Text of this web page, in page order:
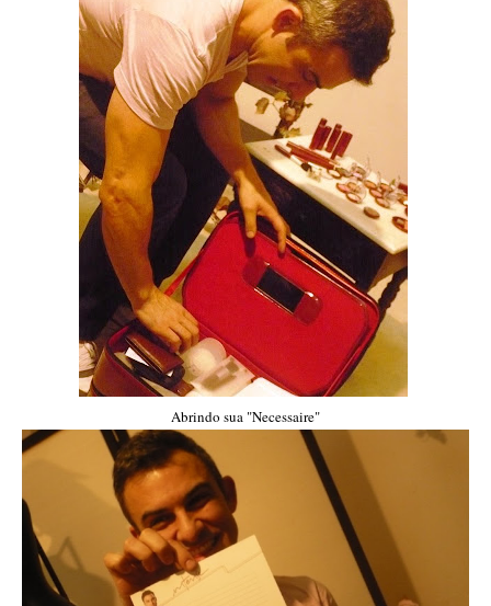
Abrindo sua "Necessaire"